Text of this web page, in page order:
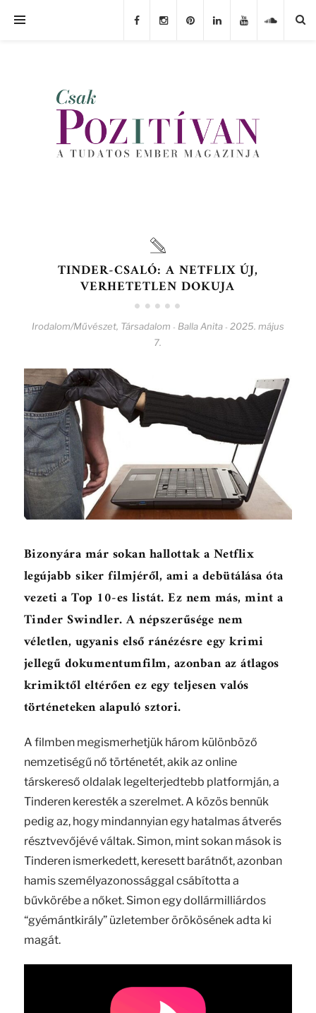
TINDER-CSALÓ: A NETFLIX ÚJ,
VERHETETLEN DOKUJA
Irodalom/Művészet, Társadalom - Balla Anita - 2025. május
7.
Bizonyára már sokan hallottak a Netflix
legújabb siker filmjéről, ami a debütálása óta
vezeti a Top 10-es listát. Ez nem más, mint a
Tinder Swindler. A népszerűsége nem
véletlen, ugyanis első ránézésre egy krimi
jellegű dokumentumfilm, azonban az átlagos
krimiktől eltérően ez egy teljesen valós
történeteken alapuló sztori.
A filmben megismerhetjük három különböző
nemzetiségű nő történetét, akik az online
társkereső oldalak legelterjedtebb platformján, a
Tinderen keresték a szerelmet. A közös bennük
pedig az, hogy mindannyian egy hatalmas átverés
résztvevőjévé váltak. Simon, mint sokan mások is
Tinderen ismerkedett, keresett barátnőt, azonban
hamis személyazonossággal csábította a
bűvkörébe a nőket. Simon egy dollármilliárdos
“gyémántkirály” üzletember örökösének adta ki
magát.